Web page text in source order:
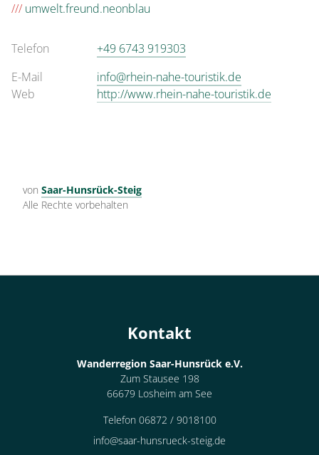
/// umwelt.freund.neonblau
Telefon
+49 6743 919303
E-Mail
info@rhein-nahe-touristik.de
Web
http://www.rhein-nahe-touristik.de
von Saar-Hunsrück-Steig
Alle Rechte vorbehalten
Kontakt
Wanderregion Saar-Hunsrück e.V.
Zum Stausee 198
66679 Losheim am See
Telefon 06872 / 9018100
info@saar-hunsrueck-steig.de